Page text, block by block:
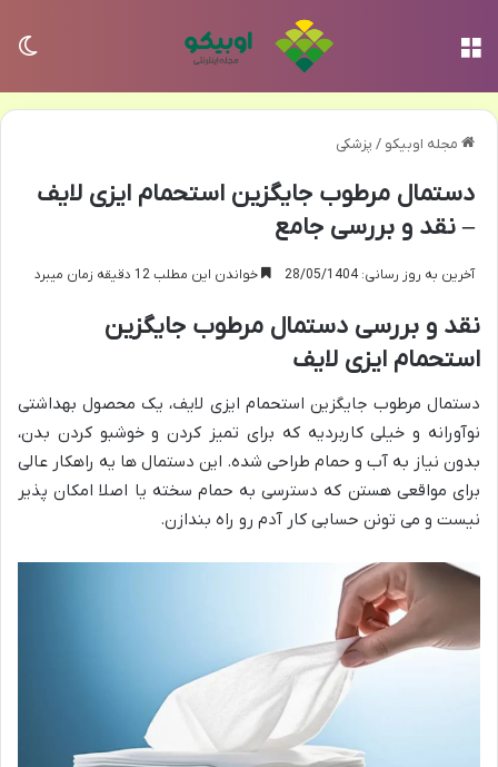
مجله اوبیکو / پزشکی
دستمال مرطوب جایگزین استحمام ایزی لایف
– نقد و بررسی جامع
آخرین به روز رسانی: 28/05/1404 خواندن این مطلب 12 دقیقه زمان میبرد
نقد و بررسی دستمال مرطوب جایگزین
استحمام ایزی لایف
دستمال مرطوب جایگزین استحمام ایزی لایف، یک محصول بهداشتی
نوآورانه و خیلی کاربردیه که برای تمیز کردن و خوشبو کردن بدن،
بدون نیاز به آب و حمام طراحی شده. این دستمال ها یه راهکار عالی
برای مواقعی هستن که دسترسی به حمام سخته یا اصلا امکان پذیر
نیست و می تونن حسابی کار آدم رو راه بندازن.